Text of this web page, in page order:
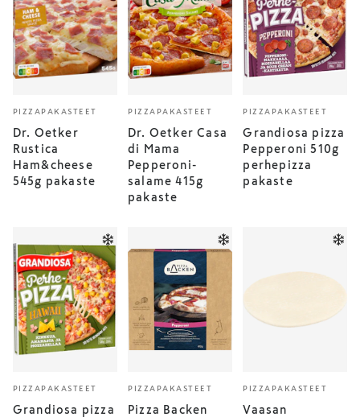
PIZZAPAKASTEET
Dr. Oetker
Rustica
Ham&cheese
545g pakaste
PIZZAPAKASTEET
Dr. Oetker Casa
di Mama
Pepperoni-
salame 415g
pakaste
PIZZAPAKASTEET
Grandiosa pizza
Pepperoni 510g
perhepizza
pakaste
PIZZAPAKASTEET
Grandiosa pizza
PIZZAPAKASTEET
Pizza Backen
PIZZAPAKASTEET
Vaasan